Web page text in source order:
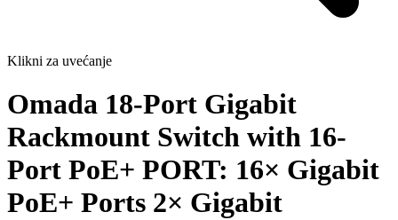
Klikni za uvećanje
Omada 18-Port Gigabit
Rackmount Switch with 16-
Port PoE+ PORT: 16× Gigabit
PoE+ Ports 2× Gigabit